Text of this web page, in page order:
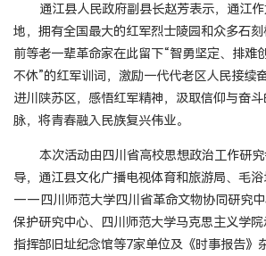
通江县人民政府副县长赵芳表示，通江
地，拥有全国最大的红军烈士陵园和众多石
前等老一辈革命家在此留下“智勇坚定、排难
不休”的红军训词，激励一代代老区人民接续
进川陕苏区，感悟红军精神，汲取信仰与奋
脉，将青春融入民族复兴伟业。
本次活动由四川省高校思想政治工作研
导，通江县文化广播电视体育和旅游局、毛
——四川师范大学四川省革命文物协同研究
保护研究中心、四川师范大学马克思主义学
指挥部旧址纪念馆等7家单位及《时事报告》